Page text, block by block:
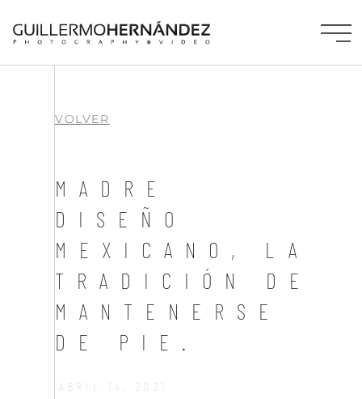
VOLVER
MADRE
DISEÑO
MEXICANO, LA
TRADICIÓN DE
MANTENERSE
DE PIE.
ABRIL 14, 2021